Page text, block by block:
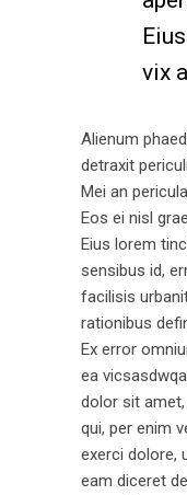
vix
Alienum
detraxit
Mei an
Eos ei nisl
Eius lorem
sensibus id,
facilisis
rationibus
Ex error
ea
dolor sit
qui, per enim
exerci dolore,
eam diceret